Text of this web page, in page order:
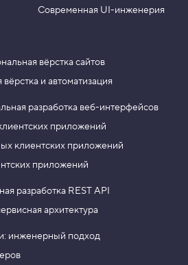
m
Современная UI-инженерия
вёрстка сайтов
и автоматизация
разработка веб-интерфейсов
приложений
клиентских приложений
приложений
разработка REST API
архитектура
инженерный подход